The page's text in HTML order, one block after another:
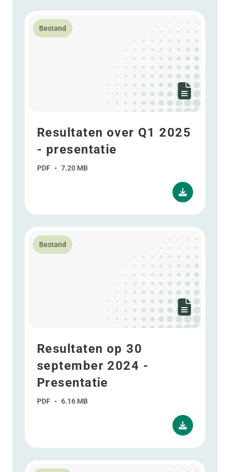
Bestand
Resultaten over Q1 2025
- presentatie
PDF • 7.20 MB
Lees meer over Resultaten over Q1 2025 -
Bestand
Resultaten op 30
september 2024 -
Presentatie
PDF • 6.16 MB
Lees meer over Resultaten op 30 september 2024 -
Lees meer over Halfjaarlijks verslag 2024 -